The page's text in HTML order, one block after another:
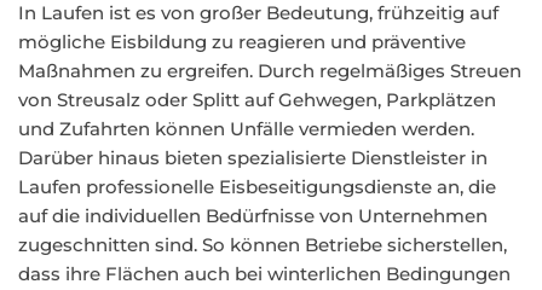
In Laufen ist es von großer Bedeutung, frühzeitig auf
mögliche Eisbildung zu reagieren und präventive
Maßnahmen zu ergreifen. Durch regelmäßiges Streuen
von Streusalz oder Splitt auf Gehwegen, Parkplätzen
und Zufahrten können Unfälle vermieden werden.
Darüber hinaus bieten spezialisierte Dienstleister in
Laufen professionelle Eisbeseitigungsdienste an, die
auf die individuellen Bedürfnisse von Unternehmen
zugeschnitten sind. So können Betriebe sicherstellen,
dass ihre Flächen auch bei winterlichen Bedingungen